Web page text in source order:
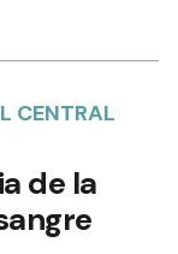
CENTRAL
de la